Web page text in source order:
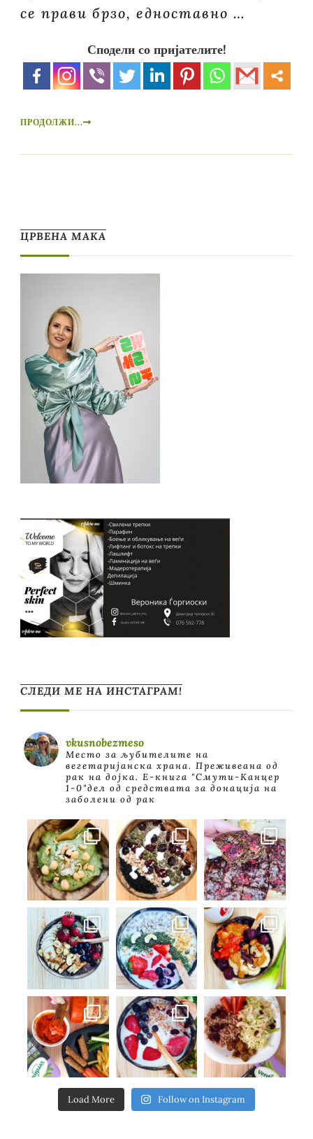
се прави брзо, едноставно …
Сподели со пријателите!
ПРОДОЛЖИ...
ЦРВЕНА МАКА
СЛЕДИ МЕ НА ИНСТАГРАМ!
vkusnobezmeso
Место за љубителите на
вегетаријанска храна. Преживеана од
рак на дојка. E-книга "Смути-Канцер
1-0"дел од средствата за донација на
заболени од рак
Load More Follow on Instagram